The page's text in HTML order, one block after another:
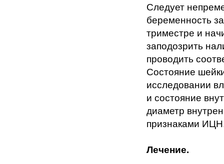
Следует
беременность
триместре и
заподозрить
проводить
Состояние
исследовании
и состояние
диаметр
признаками
Лечение.